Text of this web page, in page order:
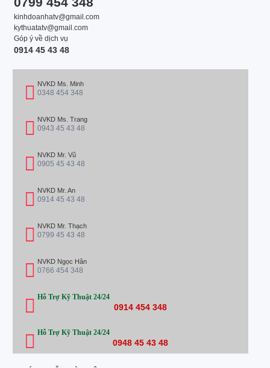
kinhdoanhatv@gmail.com
kythuatatv@gmail.com
Góp ý về dịch vụ
0914 45 43 48
NVKD Ms. Minh
0348 454 348
NVKD Ms. Trang
0943 45 43 48
NVKD Mr. Vũ
0905 45 43 48
NVKD Mr. An
0914 45 43 48
NVKD Mr. Thạch
0799 45 43 48
NVKD Ngọc Hân
0766 454 348
Hỗ Trợ Kỹ Thuật 24/24
0914 454 348
Hỗ Trợ Kỹ Thuật 24/24
0948 45 43 48